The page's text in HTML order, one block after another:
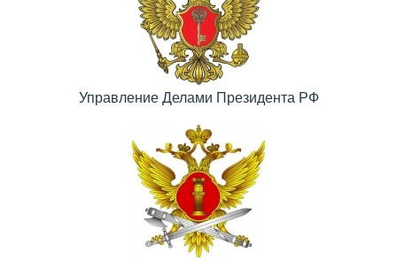
Управление Делами Президента РФ